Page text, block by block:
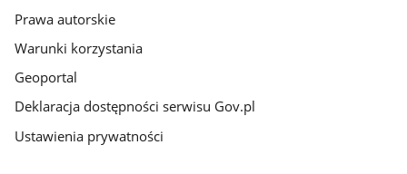
Prawa autorskie
Warunki korzystania
Geoportal
Deklaracja dostępności serwisu Gov.pl
Ustawienia prywatności